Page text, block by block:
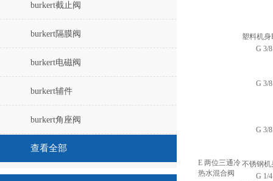
burkert截止阀
burkert隔膜阀
burkert电磁阀
burkert辅件
burkert角座阀
查看全部
塑料机身
G 3/8
G 3/8
G 3/8
E 两位三通冷
热水混合阀
不锈钢机
G 1/4